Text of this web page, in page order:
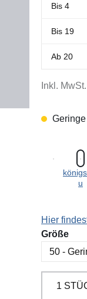
Bis 4
Bis 19
Ab 20
Inkl. MwSt.
u
Hier
Größe